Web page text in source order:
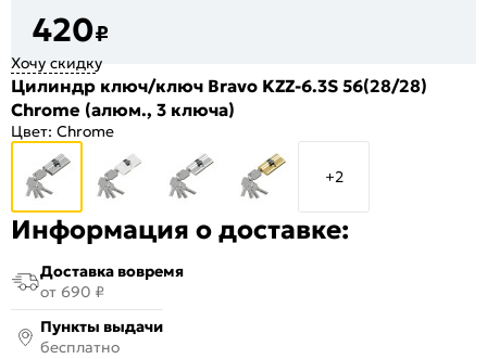
420₽
Хочу скидку
Цилиндр ключ/ключ Bravo KZZ-6.3S 56(28/28)
Chrome (алюм., 3 ключа)
Цвет: Chrome
+2
Информация о доставке:
Доставка вовремя
от 690 ₽
Пункты выдачи
бесплатно